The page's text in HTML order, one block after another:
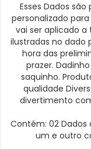
Esses Dados
personalizado
vai ser aplicado
ilustradas no dado
hora das
prazer.
saquinho.
qualidade
divertimento
Contém: 02 Dados
um e outro